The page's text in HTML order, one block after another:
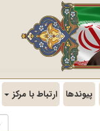
پیوندها ارتباط با مرکز